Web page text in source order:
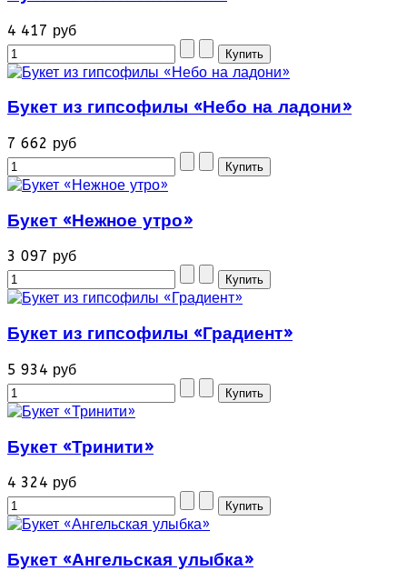
4 417 руб
Букет из гипсофилы «Небо на ладони»
7 662 руб
Букет «Нежное утро»
3 097 руб
Букет из гипсофилы «Градиент»
5 934 руб
Букет «Тринити»
4 324 руб
Букет «Ангельская улыбка»